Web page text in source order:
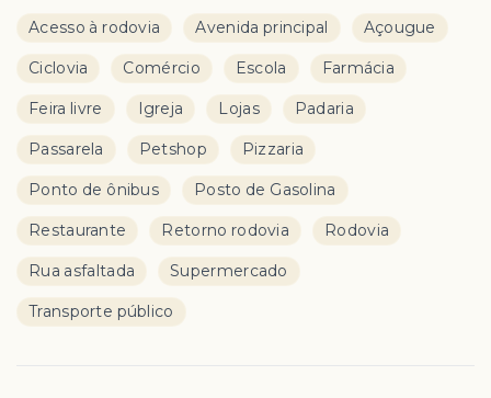
Acesso à rodovia Avenida principal Açougue
Ciclovia Comércio Escola Farmácia
Feira livre Igreja Lojas Padaria
Passarela Petshop Pizzaria
Ponto de ônibus Posto de Gasolina
Restaurante Retorno rodovia Rodovia
Rua asfaltada Supermercado
Transporte público